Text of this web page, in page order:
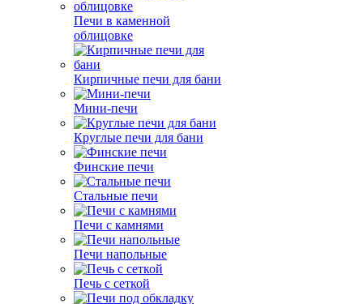
Печи в каменной
облицовке
Кирпичные печи для бани
Мини-печи
Круглые печи для бани
Финские печи
Стальные печи
Печи с камнями
Печи напольные
Печь с сеткой